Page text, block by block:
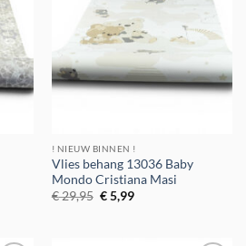
! NIEUW BINNEN !
Vlies behang 13036 Baby
Mondo Cristiana Masi
€29,95 Oorspronkelijke
prijs
€5,99Huidige